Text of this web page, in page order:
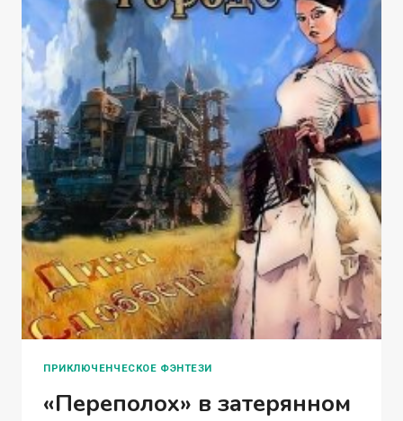
ПРИКЛЮЧЕНЧЕСКОЕ ФЭНТЕЗИ
«Переполох» в затерянном